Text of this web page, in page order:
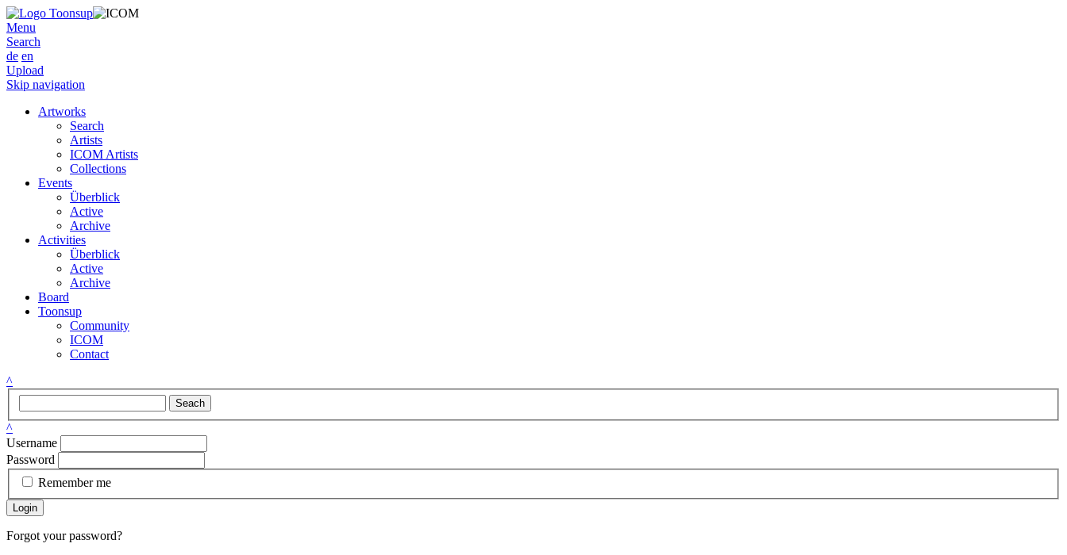
Menu
Search
de en
Upload
Skip navigation
Artworks
Search
Artists
ICOM Artists
Collections
Events
Überblick
Active
Archive
Activities
Überblick
Active
Archive
Board
Toonsup
Community
ICOM
Contact
^
Seach
^
Username
Password
Remember me
Login
Forgot your password?